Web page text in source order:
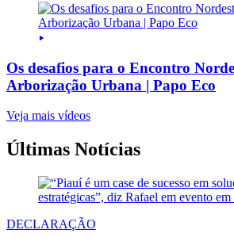
Os desafios para o Encontro
Arborização Urbana | Papo Eco
Veja mais vídeos
Últimas Notícias
DECLARAÇÃO